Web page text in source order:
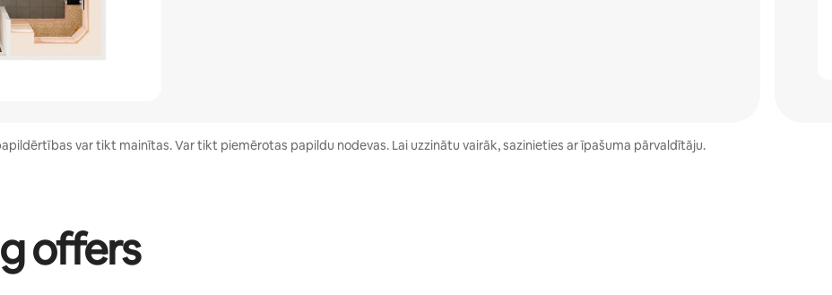
var tikt mainītas. Var tikt piemērotas papildu nodevas. Lai uzzinātu vairāk, sazinieties ar īpašuma pārvaldītāju.
offers